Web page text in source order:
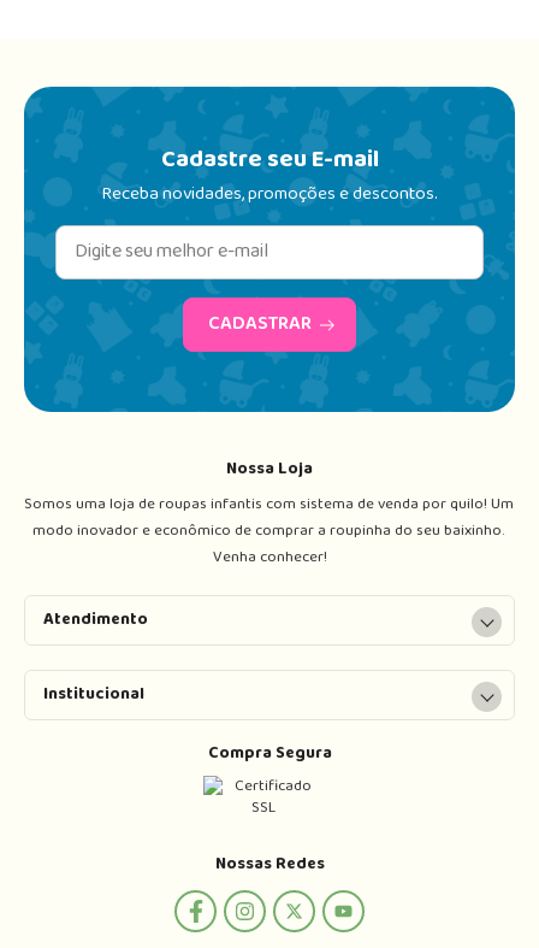
Cadastre seu E-mail
Receba novidades, promoções e descontos.
CADASTRAR
Nossa Loja
Somos uma loja de roupas infantis com sistema de venda por quilo! Um
modo inovador e econômico de comprar a roupinha do seu baixinho.
Venha conhecer!
Institucional
Compra Segura
Atendimento
Nossas Redes